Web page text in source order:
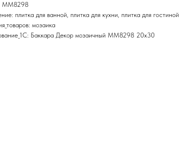
MM8298
плитка для ванной, плитка для кухни, плитка для гостиной
мозаика
Баккара Декор мозаичный MM8298 20х30